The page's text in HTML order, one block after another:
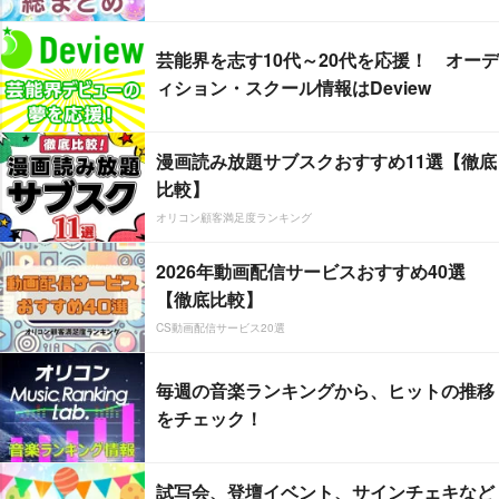
芸能界を志す10代～20代を応援！ オーデ
ィション・スクール情報はDeview
漫画読み放題サブスクおすすめ11選【徹底
比較】
オリコン顧客満足度ランキング
2026年動画配信サービスおすすめ40選
【徹底比較】
CS動画配信サービス20選
毎週の音楽ランキングから、ヒットの推移
をチェック！
試写会、登壇イベント、サインチェキなど